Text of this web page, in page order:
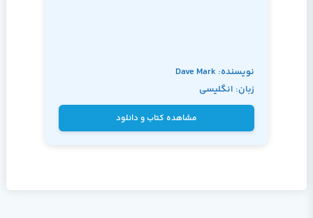
نویسنده: Dave Mark
زبان: انگلیسی
مشاهده کتاب و دانلود